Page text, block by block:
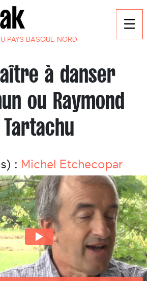
PAYS BASQUE NORD
à danser
ou Raymond
Tartachu
: Michel Etchecopar